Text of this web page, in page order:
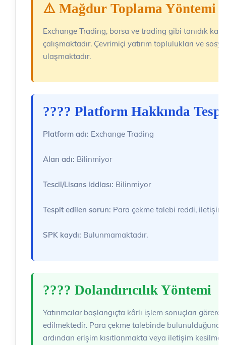
⚠️ Mağdur Toplama Yöntemi
Exchange Trading, borsa ve trading gibi tanıdık
çalışmaktadır. Çevrimiçi yatırım toplulukları ve
ulaşmaktadır.
???? Platform Hakkında
Platform adı: Exchange Trading
Alan adı: Bilinmiyor
Tescil/Lisans iddiası: Bilinmiyor
Tespit edilen sorun: Para çekme talebi reddi, iletişim
SPK kaydı: Bulunmamaktadır.
????️ Dolandırıcılık Yöntemi
Yatırımcılar başlangıçta kârlı işlem sonuçları
edilmektedir. Para çekme talebinde
ardından erişim kısıtlanmakta veya iletişim